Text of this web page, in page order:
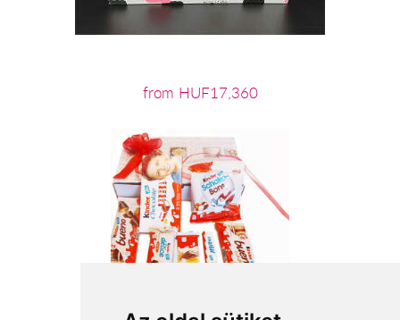
from HUF17,360